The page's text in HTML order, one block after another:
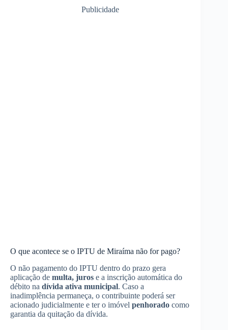
Publicidade
O que acontece se o IPTU de Miraíma não for pago?
O não pagamento do IPTU dentro do prazo gera
aplicação de multa, juros e a inscrição automática do
débito na dívida ativa municipal. Caso a
inadimplência permaneça, o contribuinte poderá ser
acionado judicialmente e ter o imóvel penhorado como
garantia da quitação da dívida.